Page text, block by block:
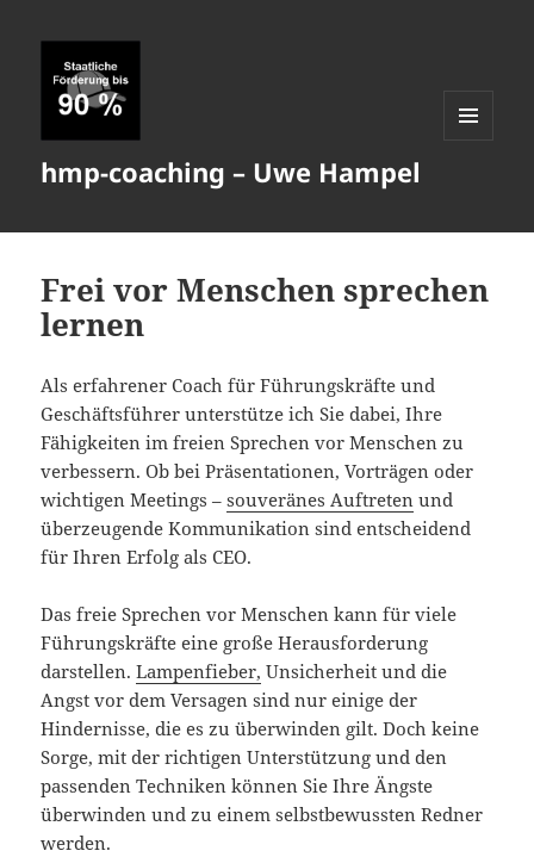
hmp-coaching – Uwe Hampel
Frei vor Menschen sprechen
lernen
Als erfahrener Coach für Führungskräfte und
Geschäftsführer unterstütze ich Sie dabei, Ihre
Fähigkeiten im freien Sprechen vor Menschen zu
verbessern. Ob bei Präsentationen, Vorträgen oder
wichtigen Meetings –souveränes Auftreten und
überzeugende Kommunikation sind entscheidend
für Ihren Erfolg als CEO.
Das freie Sprechen vor Menschen kann für viele
Führungskräfte eine große Herausforderung
darstellen.Lampenfieber, Unsicherheit und die
Angst vor dem Versagen sind nur einige der
Hindernisse, die es zu überwinden gilt. Doch keine
Sorge, mit der richtigen Unterstützung und den
passenden Techniken können Sie Ihre Ängste
überwinden und zu einem selbstbewussten Redner
werden.